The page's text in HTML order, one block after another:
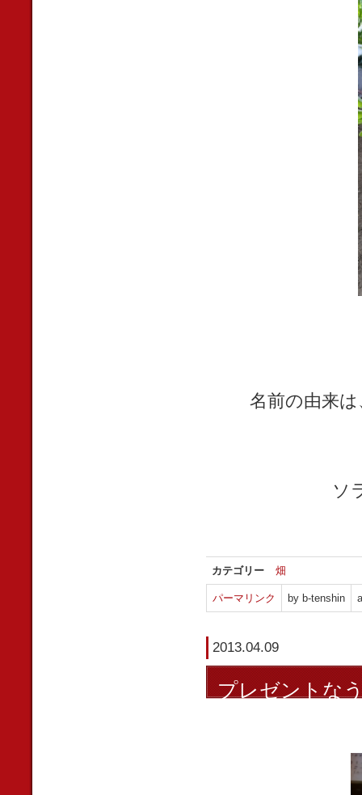
名前の由来
ソ
カテゴリー 畑
パーマリンク by b-tenshin
2013.04.09
プレゼントな